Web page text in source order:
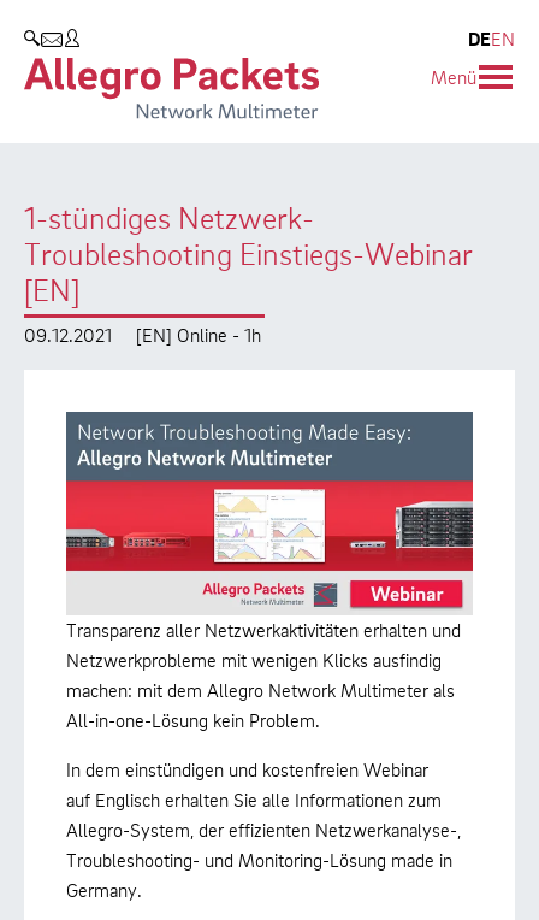
SUCHEN
DEEN
Menü
1-stündiges Netzwerk-
Troubleshooting Einstiegs-Webinar
[EN]
09.12.2021 [EN] Online - 1h
Transparenz aller Netzwerkaktivitäten erhalten und
Netzwerkprobleme mit wenigen Klicks ausfindig
machen: mit dem Allegro Network Multimeter als
All-in-one-Lösung kein Problem.
In dem einstündigen und kostenfreien Webinar
auf Englisch erhalten Sie alle Informationen zum
Allegro-System, der effizienten Netzwerkanalyse-,
Troubleshooting- und Monitoring-Lösung made in
Germany.
Allegro Network Multimeter
Produktübersicht
Use Cases
Whitepaper
Case Studies
Videos
Produkt-Handbuch
Unternehmen
Partner
Umweltschutz
Forschung und Lehre